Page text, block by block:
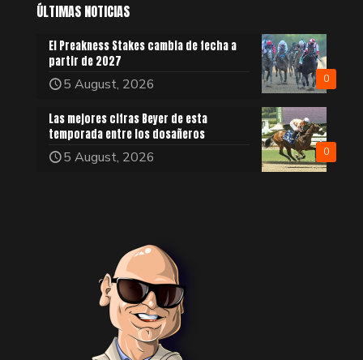
ÚLTIMAS NOTICIAS
0
El Preakness Stakes cambia de fecha a
partir de 2027
5 August, 2026
0
Las mejores cifras Beyer de esta
temporada entre los dosañeros
5 August, 2026